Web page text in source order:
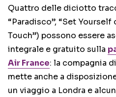
Quattro delle diciotto
“Paradisco”, “Set Yourself
Touch”) possono essere
integrale e gratuito sulla
Air France: la compagnia
mette anche a
un viaggio a Londra e